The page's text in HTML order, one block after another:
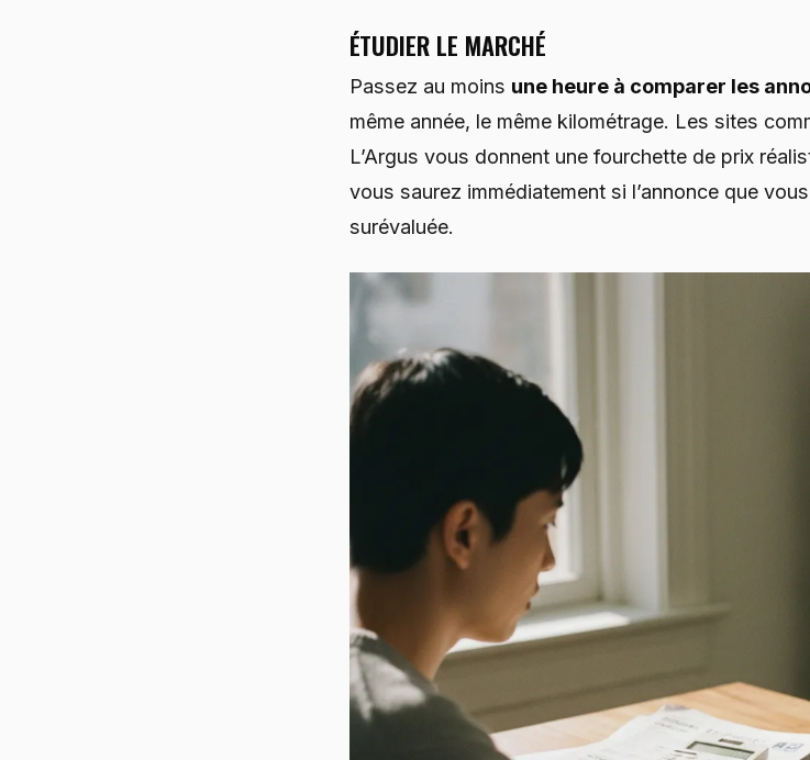
ÉTUDIER LE MARCHÉ
Passez au moins une heure à comparer les
même année, le même kilométrage. Les sites
L’Argus vous donnent une fourchette de prix
vous saurez immédiatement si l’annonce que
surévaluée.